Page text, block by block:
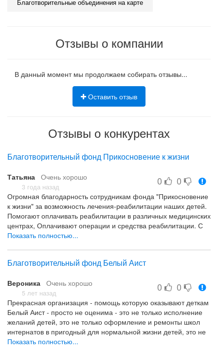
Благотворительные объединения на карте
Отзывы о компании
В данный момент мы продолжаем собирать отзывы...
Оставить отзыв
Отзывы о конкурентах
Благотворительный фонд Прикосновение к жизни
Татьяна Очень хорошо
3 года назад 0 0
Огромная благодарность сотрудникам фонда "Прикосновение
к жизни" за возможность лечения-реабилитации наших детей.
Помогают оплачивать реабилитации в различных медицинских
центрах, Оплачивают операции и средства реабилитации. С
уважением, Татьяна
Отзывчивость, быстрота помощи, уважение
Показать полностью...
Благотворительный фонд Белый Аист
Вероника Очень хорошо
5 лет назад 0 0
Прекрасная организация - помощь которую оказывают деткам
Белый Аист - просто не оценима - это не только исполнение
желаний детей, это не только оформление и ремонты школ
интернатов в пригодный для нормальной жизни детей, это не
только подарки, вещи, предметы первой необходимости -
Показать полностью...